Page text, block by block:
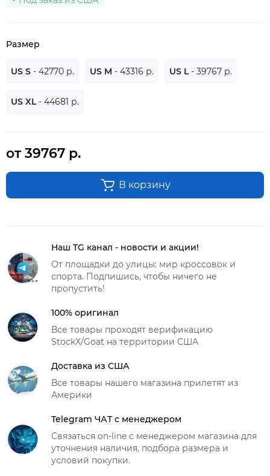
Размер
US S - 42770 р. US M - 43316 р. US L- 39767 р.
US XL- 44681 р.
от 39767 р.
В корзину
Наш TG канал - новости и акции!
От площадки до улицы: мир кроссовок и
спорта. Подпишись, чтобы ничего не
пропустить!
100% оригинал
Все товары проходят верификацию
StockX/Goat на территории США
Доставка из США
Все товары нашего магазина прилетят из
Америки
Telegram ЧАТ с менеджером
Связаться on-line с менеджером магазина для
уточнения наличия, подбора размера и
условий покупки.